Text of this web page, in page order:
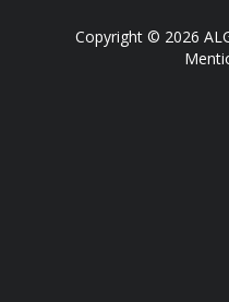
Copyright © 2026